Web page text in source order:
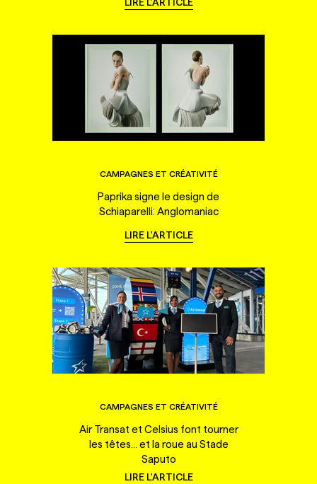
CAMPAGNES ET CRÉATIVITÉ
Paprika signe le design de
Schiaparelli: Anglomaniac
LIRE L'ARTICLE
CAMPAGNES ET CRÉATIVITÉ
Air Transat et Celsius font tourner
les têtes... et la roue au Stade
Saputo
LIRE L'ARTICLE